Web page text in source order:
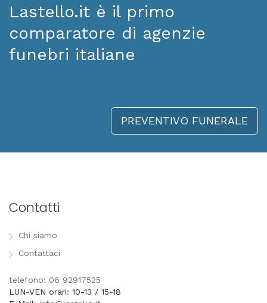
Lastello.it è il primo
comparatore di agenzie
funebri italiane
PREVENTIVO FUNERALE
Contatti
Chi siamo
Contattaci
telefono: 06 92917525
LUN-VEN orari: 10-13 / 15-18